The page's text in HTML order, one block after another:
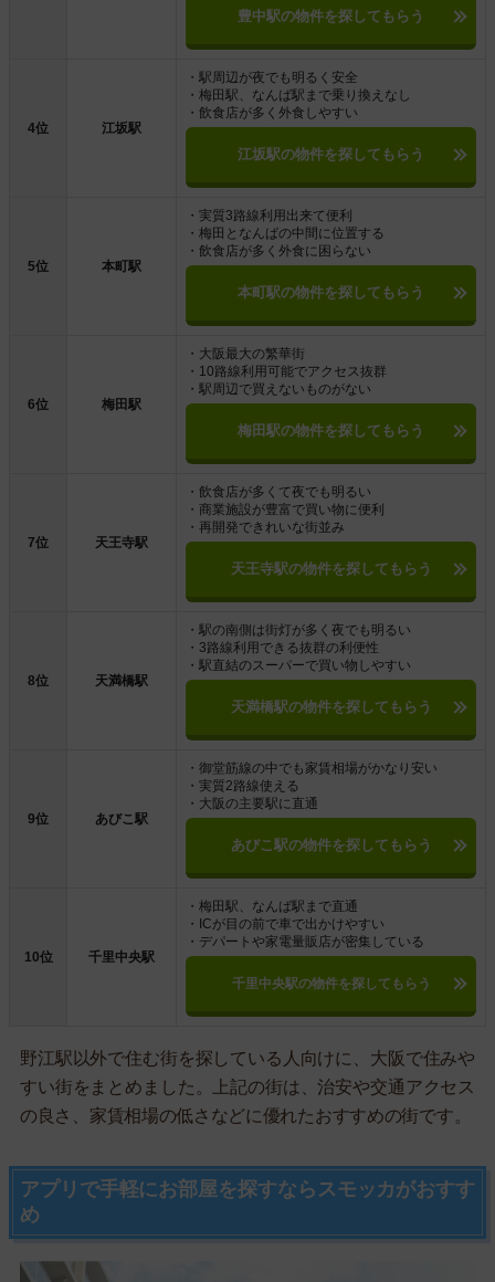
豊中駅の物件を探してもらう
4位 江坂駅
・駅周辺が夜でも明るく安全
・梅田駅、なんば駅まで乗り換えなし
・飲食店が多く外食しやすい
江坂駅の物件を探してもらう
5位 本町駅
・実質3路線利用出来て便利
・梅田となんばの中間に位置する
・飲食店が多く外食に困らない
本町駅の物件を探してもらう
6位 梅田駅
・大阪最大の繁華街
・10路線利用可能でアクセス抜群
・駅周辺で買えないものがない
梅田駅の物件を探してもらう
7位 天王寺駅
・飲食店が多くて夜でも明るい
・商業施設が豊富で買い物に便利
・再開発できれいな街並み
天王寺駅の物件を探してもらう
8位 天満橋駅
・駅の南側は街灯が多く夜でも明るい
・3路線利用できる抜群の利便性
・駅直結のスーパーで買い物しやすい
天満橋駅の物件を探してもらう
9位 あびこ駅
・御堂筋線の中でも家賃相場がかなり安い
・実質2路線使える
・大阪の主要駅に直通
あびこ駅の物件を探してもらう
10位 千里中央駅
・梅田駅、なんば駅まで直通
・ICが目の前で車で出かけやすい
・デパートや家電量販店が密集している
千里中央駅の物件を探してもらう
野江駅以外で住む街を探している人向けに、大阪で住みや
すい街をまとめました。上記の街は、治安や交通アクセス
の良さ、家賃相場の低さなどに優れたおすすめの街です。
アプリで手軽にお部屋を探すならスモッカがおすす
め